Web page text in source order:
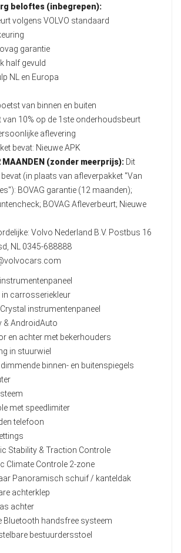
beloftes (inbegrepen):
volgens VOLVO standaard
garantie
half gevuld
NL en Europa
van binnen en buiten
van 10% op de 1ste onderhoudsbeurt
aflevering
bevat: Nieuwe APK
MAANDEN (zonder meerprijs): Dit
(in plaats van afleverpakket "Van
BOVAG garantie (12 maanden);
BOVAG Afleverbeurt; Nieuwe
Volvo Nederland B.V. Postbus 16
NL 0345-688888
carrosseriekleur
instrumentenpaneel
& AndroidAuto
en achter met bekerhouders
in stuurwiel
binnen- en buitenspiegels
met speedlimiter
telefoon
Stability & Traction Controle
Climate Controle 2-zone
Panoramisch schuif / kanteldak
achterklep
achter
Bluetooth handsfree systeem
bestuurdersstoel